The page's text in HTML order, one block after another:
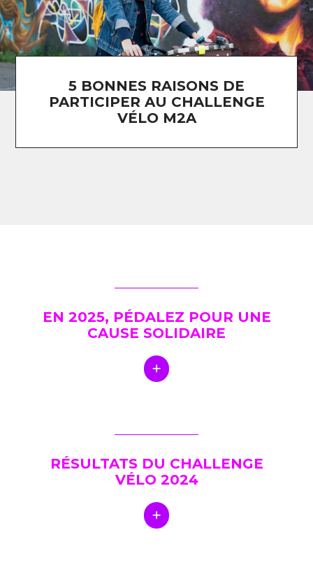
5 BONNES RAISONS DE
PARTICIPER AU CHALLENGE
VÉLO M2A
EN 2025, PÉDALEZ POUR UNE
CAUSE SOLIDAIRE
RÉSULTATS DU CHALLENGE
VÉLO 2024